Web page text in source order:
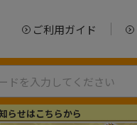
ご利用ガイド
らせはこちらから